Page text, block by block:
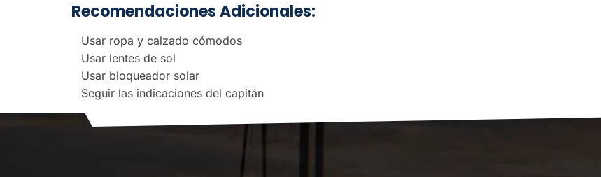
Recomendaciones Adicionales:
Usar ropa y calzado cómodos
Usar lentes de sol
Usar bloqueador solar
Seguir las indicaciones del capitán